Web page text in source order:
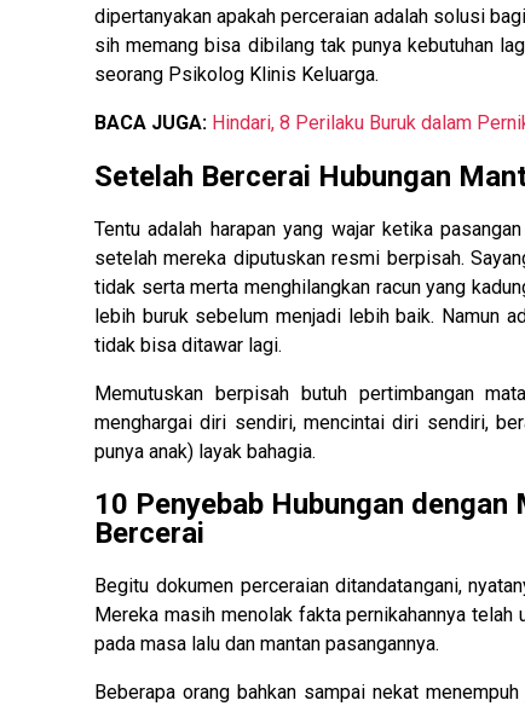
dipertanyakan apakah perceraian adalah solusi
sih memang bisa dibilang tak punya kebutuhan
seorang Psikolog Klinis Keluarga.
BACA JUGA: Hindari, 8 Perilaku Buruk dalam
Setelah Bercerai Hubungan
Tentu adalah harapan yang wajar ketika
setelah mereka diputuskan resmi berpisah.
tidak serta merta menghilangkan racun yang
lebih buruk sebelum menjadi lebih baik. Namun
tidak bisa ditawar lagi.
Memutuskan berpisah butuh pertimbangan
menghargai diri sendiri, mencintai diri sendiri,
punya anak) layak bahagia.
10 Penyebab Hubungan
Bercerai
Begitu dokumen perceraian ditandatangani,
Mereka masih menolak fakta pernikahannya
pada masa lalu dan mantan pasangannya.
Beberapa orang bahkan sampai nekat